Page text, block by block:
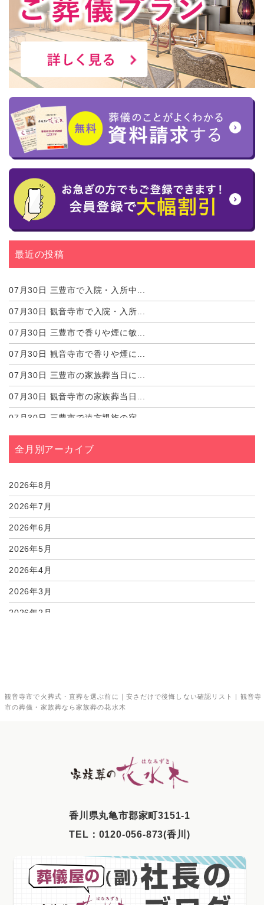
観音寺市で火葬式・直葬を選ぶ前に｜安さだけで後悔しない確認リスト | 観音寺
市の葬儀・家族葬なら家族葬の花水木
最近の投稿
07月30日 三豊市で入院・入所中...
07月30日 観音寺市で入院・入所...
07月30日 三豊市で香りや煙に敏...
07月30日 観音寺市で香りや煙に...
07月30日 三豊市の家族葬当日に...
07月30日 観音寺市の家族葬当日...
07月30日 三豊市で遠方親族の宿...
07月30日観音寺市で喪服をレン...
全月別アーカイブ
2026年8月
2026年7月
2026年6月
2026年5月
2026年4月
2026年3月
2026年2月
2025年10月
2025年2月
2025年1月
⾹川県丸⻲市郡家町3151-1
TEL： 0120-056-873(香川)